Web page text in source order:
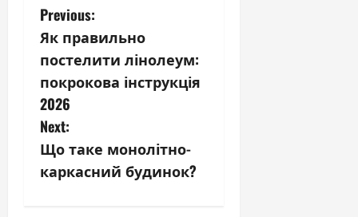
P
o
s
t
n
a
Previous:
Як правильно
постелити лінолеум:
покрокова інструкція
2026
Next:
Що таке монолітно-
каркасний будинок?